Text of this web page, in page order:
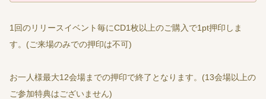
1回のリリースイベント毎にCD1枚以上のご購入で1pt押印しま
す。(ご来場のみでの押印は不可)
お一人様最大12会場までの押印で終了となります。(13会場以上の
ご参加特典はございません)